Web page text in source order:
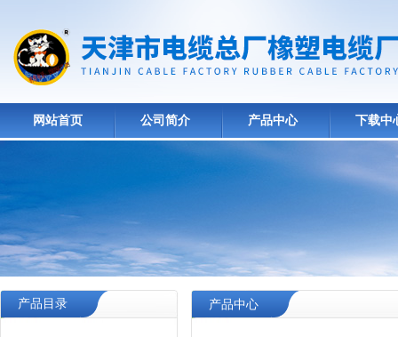
网站首页 公司简介 产品中心 下载中
产品目录 产品中心